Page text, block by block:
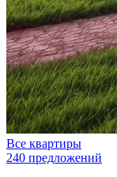
Все квартиры
240 предложений